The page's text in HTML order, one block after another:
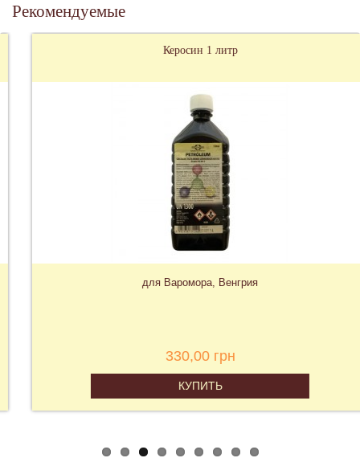
Рекомендуемые
Керосин 1 литр
для Варомора, Венгрия
330,00 грн
КУПИТЬ